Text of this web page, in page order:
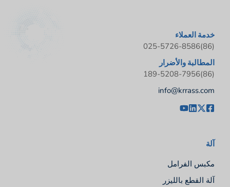
خدمة العملاء
(86)025-5726-8586
المطالبة والأضرار
(86)189-5208-7956
info@krrass.com
آلة
مكبس الفرامل
آلة القطع بالليزر